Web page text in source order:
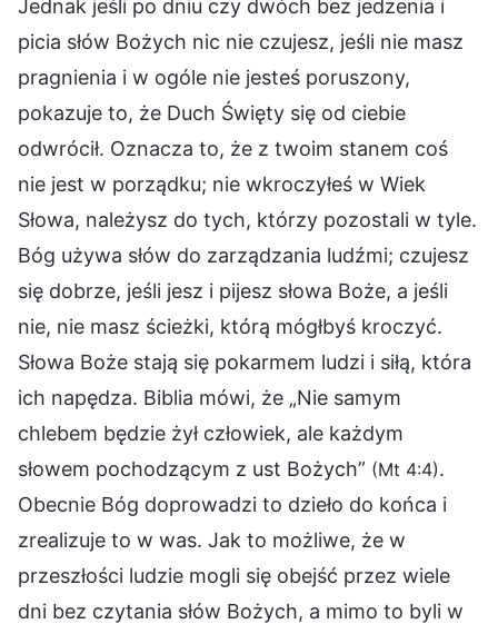
Jednak jeśli po dniu czy dwóch bez jedzenia i
picia słów Bożych nic nie czujesz, jeśli nie masz
pragnienia i w ogóle nie jesteś poruszony,
pokazuje to, że Duch Święty się od ciebie
odwrócił. Oznacza to, że z twoim stanem coś
nie jest w porządku; nie wkroczyłeś w Wiek
Słowa, należysz do tych, którzy pozostali w tyle.
Bóg używa słów do zarządzania ludźmi; czujesz
się dobrze, jeśli jesz i pijesz słowa Boże, a jeśli
nie, nie masz ścieżki, którą mógłbyś kroczyć.
Słowa Boże stają się pokarmem ludzi i siłą, która
ich napędza. Biblia mówi, że „Nie samym
chlebem będzie żył człowiek, ale każdym
słowem pochodzącym z ust Bożych” (Mt 4:4).
Obecnie Bóg doprowadzi to dzieło do końca i
zrealizuje to w was. Jak to możliwe, że w
przeszłości ludzie mogli się obejść przez wiele
dni bez czytania słów Bożych, a mimo to byli w